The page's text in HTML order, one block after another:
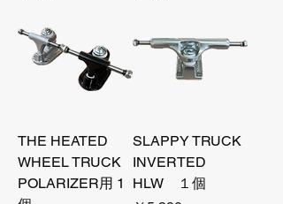
THE HEATED
WHEEL TRUCK
POLARIZER用 1
SLAPPY TRUCK
INVERTED
HLW １個